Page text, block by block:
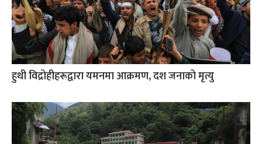
हुथी विद्रोहीहरूद्वारा यमनमा आक्रमण, दश जनाको मृत्यु